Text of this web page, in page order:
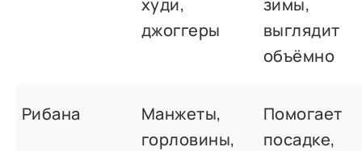
джоггеры
выглядит
объёмно
Рибана
Манжеты,
горловины,
Помогает
посадке,